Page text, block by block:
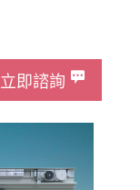
立即諮詢